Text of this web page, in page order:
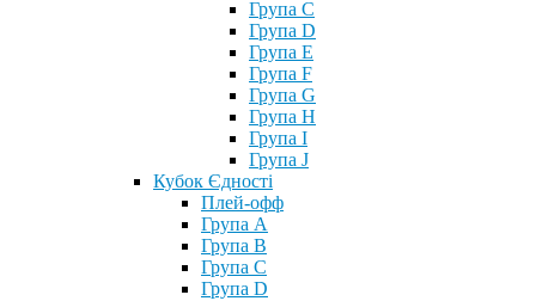
Група C
Група D
Група E
Група F
Група G
Група H
Група I
Група J
Кубок Єдності
Плей-офф
Група А
Група В
Група С
Група D